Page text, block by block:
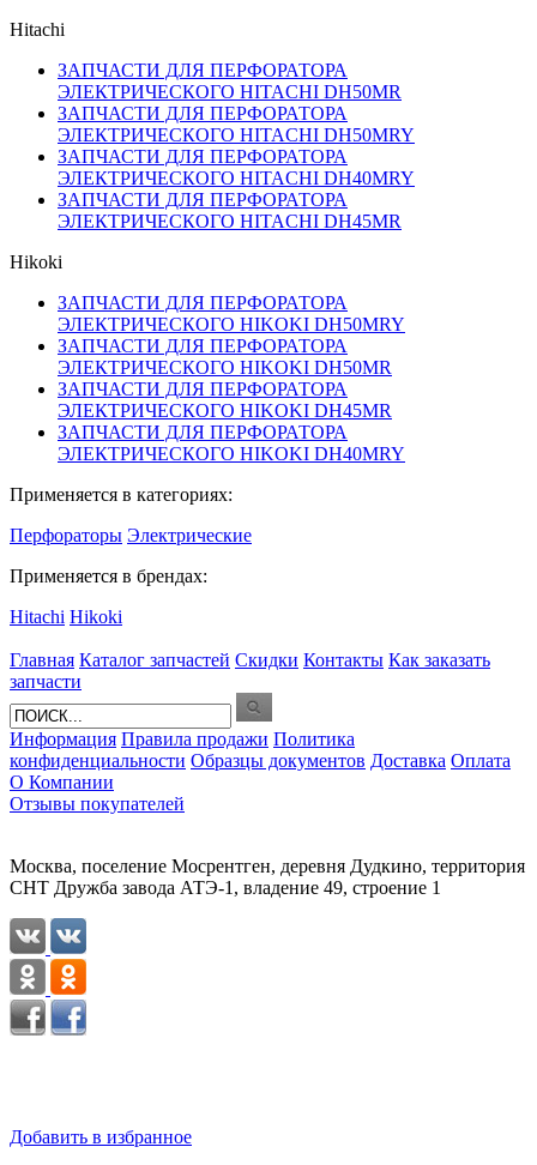
Hitachi
ЗАПЧАСТИ ДЛЯ ПЕРФОРАТОРА
ЭЛЕКТРИЧЕСКОГО HITACHI DH50MR
ЗАПЧАСТИ ДЛЯ ПЕРФОРАТОРА
ЭЛЕКТРИЧЕСКОГО HITACHI DH50MRY
ЗАПЧАСТИ ДЛЯ ПЕРФОРАТОРА
ЭЛЕКТРИЧЕСКОГО HITACHI DH40MRY
ЗАПЧАСТИ ДЛЯ ПЕРФОРАТОРА
ЭЛЕКТРИЧЕСКОГО HITACHI DH45MR
Hikoki
ЗАПЧАСТИ ДЛЯ ПЕРФОРАТОРА
ЭЛЕКТРИЧЕСКОГО HIKOKI DH50MRY
ЗАПЧАСТИ ДЛЯ ПЕРФОРАТОРА
ЭЛЕКТРИЧЕСКОГО HIKOKI DH50MR
ЗАПЧАСТИ ДЛЯ ПЕРФОРАТОРА
ЭЛЕКТРИЧЕСКОГО HIKOKI DH45MR
ЗАПЧАСТИ ДЛЯ ПЕРФОРАТОРА
ЭЛЕКТРИЧЕСКОГО HIKOKI DH40MRY
Применяется в категориях:
Перфораторы Электрические
Применяется в брендах:
Hitachi Hikoki
Главная Каталог запчастей Скидки Контакты Как заказать
запчасти
Информация Правила продажи Политика
конфиденциальности Образцы документов Доставка Оплата
О Компании
Отзывы покупателей
Москва, поселение Мосрентген, деревня Дудкино, территория
СНТ Дружба завода АТЭ-1, владение 49, строение 1
Добавить в избранное